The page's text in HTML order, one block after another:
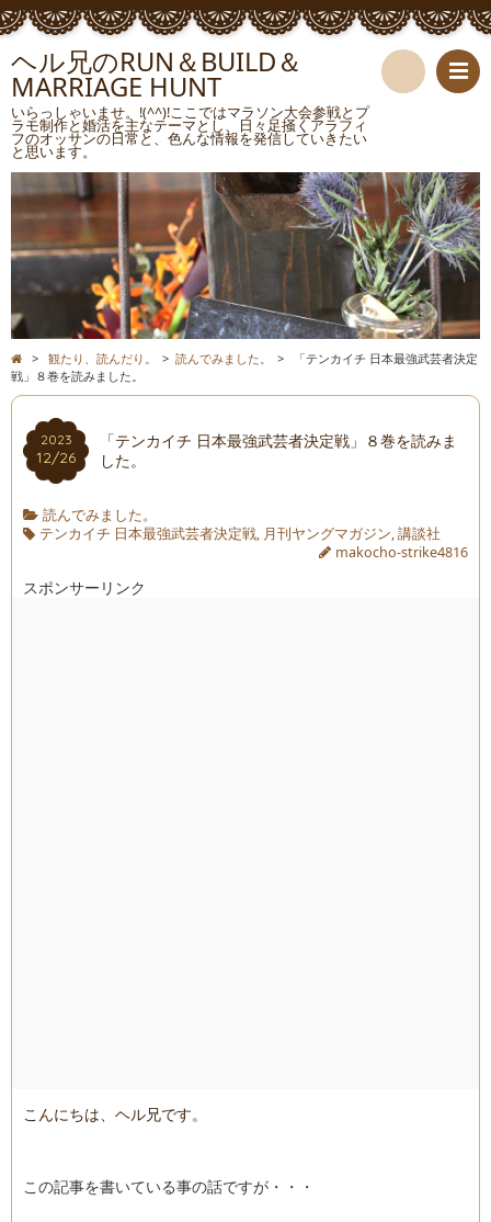
ヘル兄のRUN＆BUILD＆
MARRIAGE HUNT
いらっしゃいませ。!(^^)!ここではマラソン大会参戦とプ
ラモ制作と婚活を主なテーマとし、日々足掻くアラフィ
フのオッサンの日常と、色んな情報を発信していきたい
と思います。
> 観たり、読んだり。 > 読んでみました。 >
「テンカイチ 日本最強武芸者決定
戦」８巻を読みました。
2023
12/26
「テンカイチ 日本最強武芸者決定戦」８巻を読みま
した。
読んでみました。
テンカイチ 日本最強武芸者決定戦, 月刊ヤングマガジン,講談社
makocho-strike4816
スポンサーリンク
こんにちは、ヘル兄です。
この記事を書いている事の話ですが・・・